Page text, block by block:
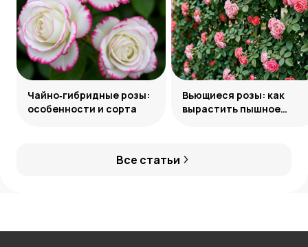
Все статьи
Чайно‑гибридные розы:
особенности и сорта
Вьющиеся розы: как
вырастить пышное